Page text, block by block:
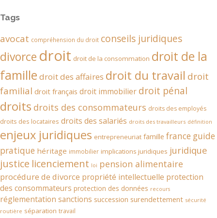
Tags
avocat compréhension du droit conseils juridiques
divorce droit droit de la consommation droit de la
famille droit des affaires droit du travail droit
familial droit français droit immobilier droit pénal
droits droits des consommateurs droits des employés
droits des locataires droits des salariés droits des travailleurs définition
enjeux juridiques entrepreneuriat famille france guide
pratique héritage immobilier implications juridiques juridique
justice licenciement loi pension alimentaire
procédure de divorce propriété intellectuelle protection
des consommateurs protection des données recours
réglementation sanctions succession surendettement sécurité
routière séparation travail